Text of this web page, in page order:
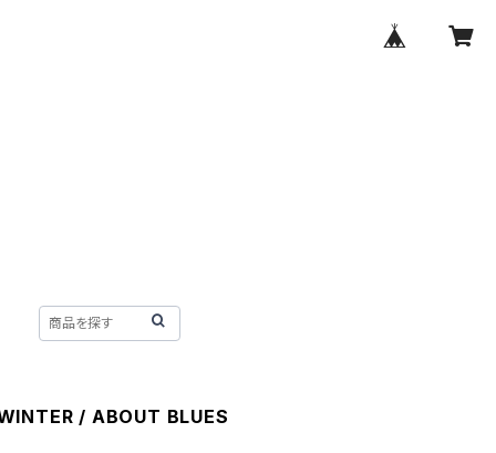
/ ABOUT BLUES